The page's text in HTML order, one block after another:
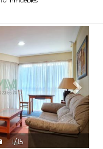
1/15
Next